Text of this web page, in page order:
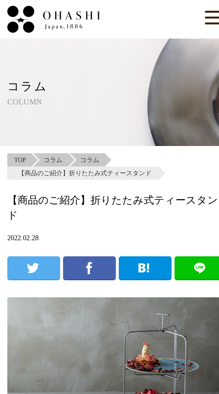
コラム
COLUMN
TOP コラム
コラム
【商品のご紹介】折りたたみ式ティースタンド
【商品のご紹介】折りたたみ式ティースタン
ド
2022.02.28